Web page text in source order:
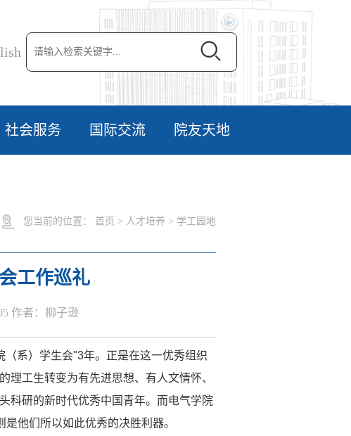
社会服务 国际交流 院友天地
您当前的位置： 首页 > 人才培养 > 学工园地
工作巡礼
作者：柳子逊
（系）学生会"3年。正是在这一优秀组织
理工生转变为有先进思想、有人文情怀、
科研的新时代优秀中国青年。而电气学院
是他们所以如此优秀的决胜利器。